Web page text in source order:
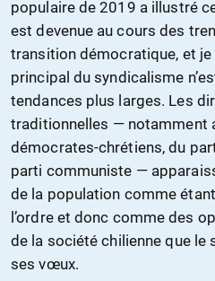
populaire de 2019 a illustré
est devenue au cours des
transition démocratique, et je
principal du syndicalisme
tendances plus larges. Les
traditionnelles — notamment
démocrates-chrétiens, du
parti communiste —
de la population comme
l’ordre et donc comme des
de la société chilienne que le
ses vœux.